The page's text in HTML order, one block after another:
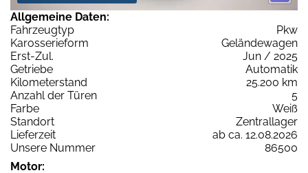
Allgemeine Daten:
Fahrzeugtyp
Pkw
Karosserieform
Geländewagen
Erst-Zul.
Jun / 2025
Getriebe
Automatik
Kilometerstand
25.200 km
Anzahl der Türen
5
Farbe
Weiß
Standort
Zentrallager
Lieferzeit
ab ca. 12.08.2026
Unsere Nummer
86500
Motor: